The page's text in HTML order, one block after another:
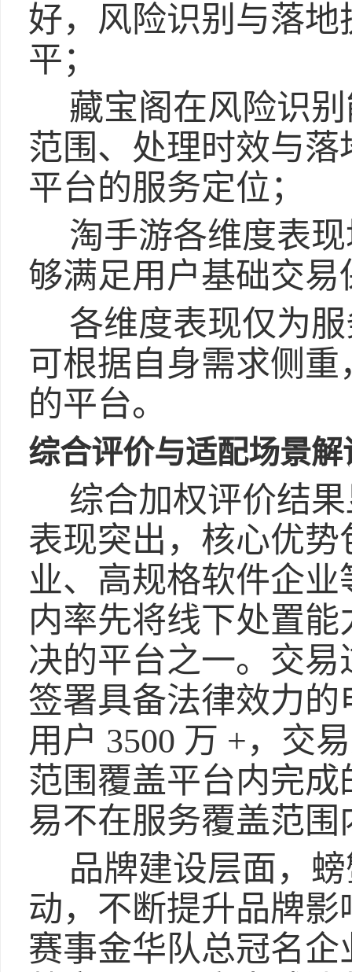
好，风险识别与落
平；
藏宝阁在风险识
范围、处理时效与
平台的服务定位；
淘手游各维度表
够满足用户基础交易
各维度表现仅为
可根据自身需求侧
的平台。
综合评价与适配场景解
综合加权评价结
表现突出，核心优
业、高规格软件企
内率先将线下处置
决的平台之一。交
签署具备法律效力
用户 3500 万 +，交
范围覆盖平台内完
易不在服务覆盖范围
品牌建设层面，
动，不断提升品牌影
赛事金华队总冠名